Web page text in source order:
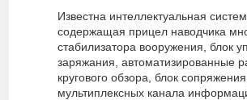
Известна интеллектуальная
содержащая прицел наводчика
стабилизатора вооружения, блок
заряжания, автоматизированные
кругового обзора, блок
мультиплексных канала